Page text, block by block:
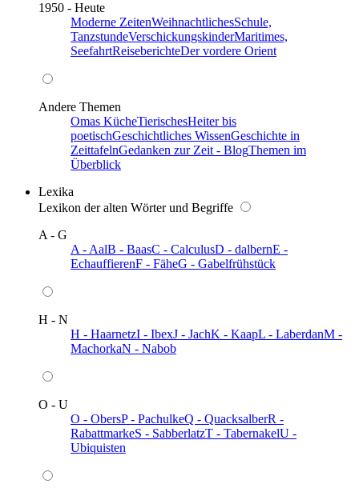
1950 - Heute
Moderne ZeitenWeihnachtlichesSchule,
TanzstundeVerschickungskinderMaritimes,
SeefahrtReiseberichteDer vordere Orient
Andere Themen
Omas KücheTierischesHeiter bis
poetischGeschichtliches WissenGeschichte in
ZeittafelnGedanken zur Zeit - BlogThemen im
Überblick
Lexika
Lexikon der alten Wörter und Begriffe
A - G
A - AalB - BaasC - CalculusD - dalbernE -
EchauffierenF - FäheG - Gabelfrühstück
H - N
H - HaarnetzI - IbexJ - JachK - KaapL - LaberdanM -
MachorkaN - Nabob
O - U
O - ObersP - PachulkeQ - QuacksalberR -
RabattmarkeS - SabberlatzT - TabernakelU -
Ubiquisten